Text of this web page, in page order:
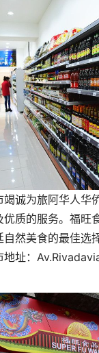
诚为旅阿华人华
质的服务。福旺
然美食的最佳选择
址：